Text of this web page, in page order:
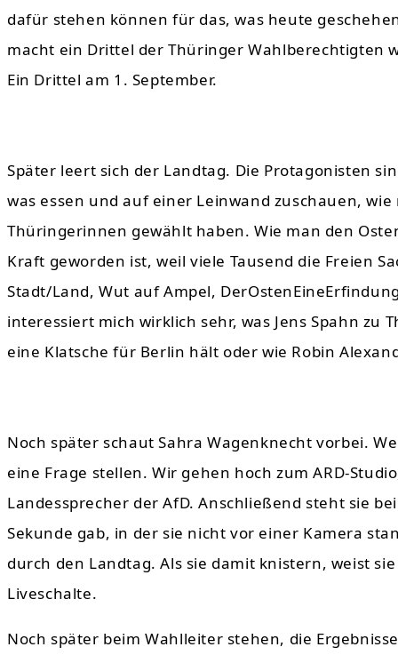
dafür stehen können für das, was heute
macht ein Drittel der Thüringer Wahlberechtigten
Ein Drittel am 1. September.
Später leert sich der Landtag. Die Protagonisten
was essen und auf einer Leinwand zuschauen,
Thüringerinnen gewählt haben. Wie man den
Kraft geworden ist, weil viele Tausend die Freien
Stadt/Land, Wut auf Ampel,
interessiert mich wirklich sehr, was Jens Spahn zu
eine Klatsche für Berlin hält oder wie Robin
Noch später schaut Sahra Wagenknecht vorbei.
eine Frage stellen. Wir gehen hoch zum ARD-
Landessprecher der AfD. Anschließend steht sie
Sekunde gab, in der sie nicht vor einer Kamera
durch den Landtag. Als sie damit knistern, weist
Liveschalte.
Noch später beim Wahlleiter stehen, die